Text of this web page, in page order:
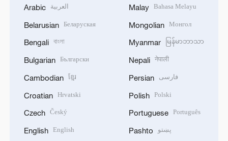
Arabic العربية
Belarusian Беларуская
Bengali বাংলা
Bulgarian Български
Cambodian ខ្មែរ
Croatian Hrvatski
Czech Český
English English
Malay Bahasa Melayu
Mongolian Монгол
Myanmar မြန်မာဘာသာ
Nepali नेपाली
Persian فارسی
Polish Polski
Portuguese Português
Pashto پښتو